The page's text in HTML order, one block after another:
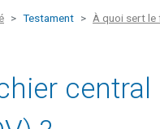
Testament À quoi sert